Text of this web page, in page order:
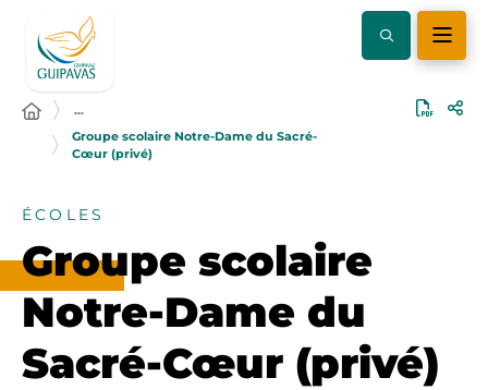
…
Groupe scolaire Notre-Dame du Sacré-
Cœur (privé)
ÉCOLES
Groupe scolaire
Notre-Dame du
Sacré-Cœur (privé)